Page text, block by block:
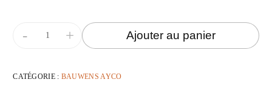
+
- Ajouter au panier
CATÉGORIE : BAUWENS AYCO